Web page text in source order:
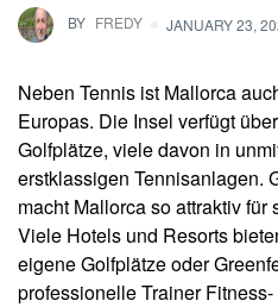
BY FREDY JANUARY 23,
Neben Tennis ist Mallorca
Europas. Die Insel verfügt
Golfplätze, viele davon in
erstklassigen Tennisanlagen.
macht Mallorca so attraktiv
Viele Hotels und Resorts
eigene Golfplätze oder
professionelle Trainer